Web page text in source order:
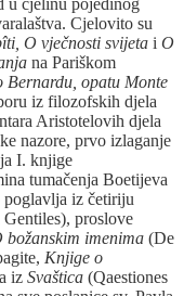
u cjelinu pojedinog
Cjelovito su
O vječnosti svijeta i O
na Pariškom
Bernardu, opatu Monte
iz filozofskih djela
Aristotelovih djela
nazore, prvo izlaganje
I. knjige
tumačenja Boetijeva
iz četiriju
proslove
božanskim imenima (De
Knjige o
iz Svaštica (Qaestiones